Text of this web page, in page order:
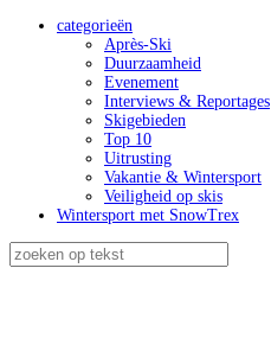
categorieën
Après-Ski
Duurzaamheid
Evenement
Interviews & Reportages
Skigebieden
Top 10
Uitrusting
Vakantie & Wintersport
Veiligheid op skis
Wintersport met SnowTrex